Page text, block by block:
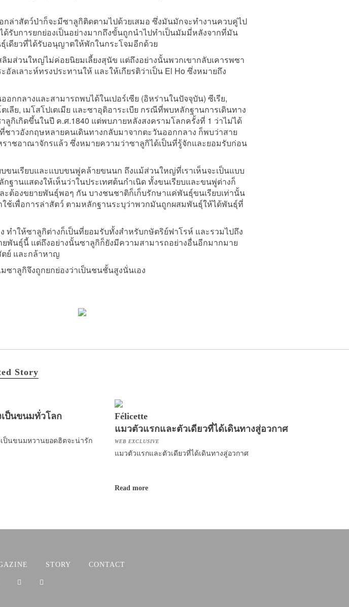
กล่าสัตว์ป่าก็จะมีซาลูกิติดตามไปด้วยเสมอ ซึ่งมันมักจะทำงานควบคู่ไป
รับการยกย่องเป็นอย่างมากถึงขั้นถูกนำไปทำเป็นมัมมี่หลังจากที่มัน
เดียวที่ได้รับอนุญาตให้พักในกระโจมอีกด้วย
มส่วนใหญ่ไม่ค่อยนิยมเลี้ยงสุนัข แต่ถึงอย่างนั้นพวกเขากลับเคารพซา
ลเลาะห์ทรงประทานให้ และให้เกียรติว่าเป็น El Ho ซึ่งหมายถึง
กกลางและสามารถพบได้ในเปอร์เซีย (อิหร่านในปัจจุบัน) ซีเรีย,
เลีย, เมโสโปเตเมีย และซาอุดิอาระเบีย กรณีที่พบหลักฐานการเดินทาง
ลูกิเกิดขึ้นในปี ค.ศ.1840 แต่พบภายหลังสงครามโลกครั้งที่ 1 ว่าไม่ได้
ชาวอังกฤษหลายคนเดินทางกลับมาจากตะวันออกกลาง ก็พบว่าสาย
าชอาณาจักรแล้ว ซึ่งหมายความว่าซาลูกิได้เป็นที่รู้จักและยอมรับก่อน
ขนเรียบและแบบขนพู่คล้ายขนนก ถึงแม้ส่วนใหญ่ที่เราเห็นจะเป็นแบบ
ฐานแสดงให้เห็นว่าในประเทศต้นกำเนิด ทั้งขนเรียบและขนพู่ต่างก็
ะต้องขยายพันธุ์พอๆ กัน บางชนชาติก็เก็บรักษาแค่พันธุ์ขนเรียบเท่านั้น
ช้เพื่อการล่าสัตว์ ตามหลักฐานระบุว่าพวกมันถูกผสมพันธุ์ให้ได้พันธุ์ที่
ทำให้ซาลูกิต่างก็เป็นที่ยอมรับทั้งสำหรับกษัตริย์ฟาโรห์ และรวมไปถึง
ยพันธุ์นี้ แต่ถึงอย่างนั้นซาลูกิก็ยังมีความสามารถอย่างอื่นอีกมากมาย
ย์ และกล้าหาญ
ซาลูกิจึงถูกยกย่องว่าเป็นชนชั้นสูงนั่นเอง
Story
ป็นขนมทั่วโลก
ป็นขนมหวานยอดฮิตจะน่ารัก
Félicette
แมวตัวแรกและตัวเดียวที่ได้เดินทางสู่อวกาศ
WEB EXCLUSIVE
แมวตัวแรกและตัวเดียวที่ได้เดินทางสู่อวกาศ
Read more
STORY CONTACT